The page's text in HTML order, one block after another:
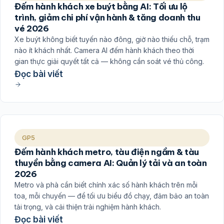
Đếm hành khách xe buýt bằng AI: Tối ưu lộ
trình, giảm chi phí vận hành & tăng doanh thu
vé 2026
Xe buýt không biết tuyến nào đông, giờ nào thiếu chỗ, trạm
nào ít khách nhất. Camera AI đếm hành khách theo thời
gian thực giải quyết tất cả — không cần soát vé thủ công.
Đọc bài viết
GP5
Đếm hành khách metro, tàu điện ngầm & tàu
thuyền bằng camera AI: Quản lý tải và an toàn
2026
Metro và phà cần biết chính xác số hành khách trên mỗi
toa, mỗi chuyến — để tối ưu biểu đồ chạy, đảm bảo an toàn
tải trọng, và cải thiện trải nghiệm hành khách.
Đọc bài viết